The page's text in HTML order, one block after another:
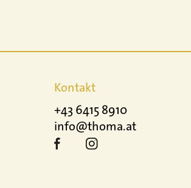
Kontakt
+43 6415 8910
info@thoma.at